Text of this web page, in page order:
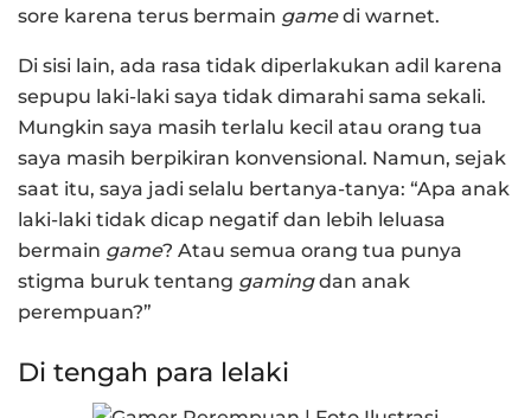
sore karena terus bermain gamedi warnet.
Di sisi lain, ada rasa tidak diperlakukan adil karena
sepupu laki-laki saya tidak dimarahi sama sekali.
Mungkin saya masih terlalu kecil atau orang tua
saya masih berpikiran konvensional. Namun, sejak
saat itu, saya jadi selalu bertanya-tanya: “Apa anak
laki-laki tidak dicap negatif dan lebih leluasa
bermain game? Atau semua orang tua punya
stigma buruk tentang gamingdan anak
perempuan?”
Di tengah para lelaki